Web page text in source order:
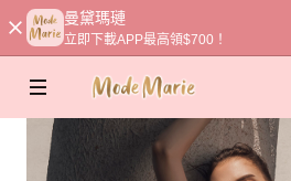
曼黛瑪璉
立即下載APP最高領$700！